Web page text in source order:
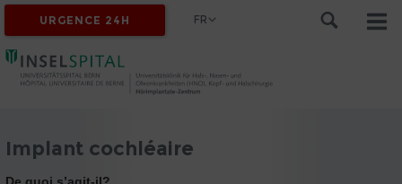
URGENCE 24H FR
Implant cochléaire
De quoi s’agit-il?